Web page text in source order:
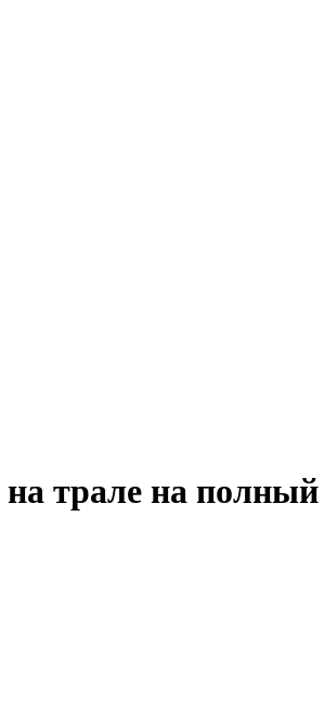
трале на